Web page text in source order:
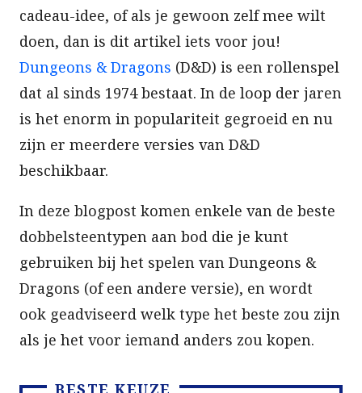
cadeau-idee, of als je gewoon zelf mee wilt
doen, dan is dit artikel iets voor jou!
Dungeons & Dragons (D&D) is een rollenspel
dat al sinds 1974 bestaat. In de loop der jaren
is het enorm in populariteit gegroeid en nu
zijn er meerdere versies van D&D
beschikbaar.
In deze blogpost komen enkele van de beste
dobbelsteentypen aan bod die je kunt
gebruiken bij het spelen van Dungeons &
Dragons (of een andere versie), en wordt
ook geadviseerd welk type het beste zou zijn
als je het voor iemand anders zou kopen.
BESTE KEUZE